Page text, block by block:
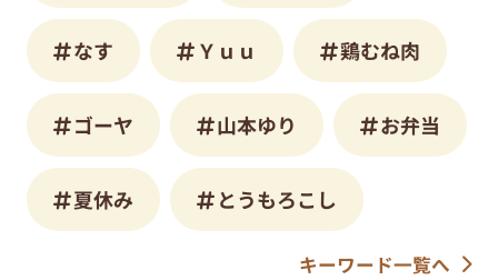
なす Ｙｕｕ 鶏むね肉
ゴーヤ 山本ゆり お弁当
夏休み とうもろこし
キーワード一覧へ